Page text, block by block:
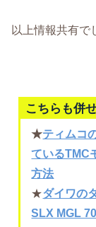
以上情報共有で
こちらも併
★ティムコ
ているTMC
方法
★ダイワの
SLX MGL